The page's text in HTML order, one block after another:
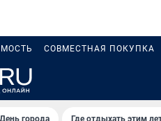
СОВМЕСТНАЯ ПОКУПКА
города Где отдыхать этим